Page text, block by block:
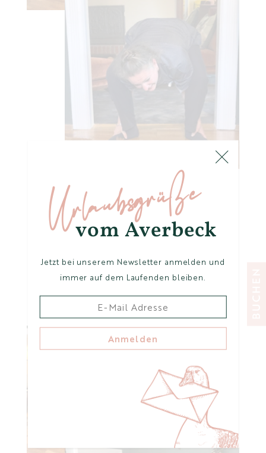
Urlaubsgrüße
vom Averbeck
Jetzt bei unserem Newsletter anmelden und
immer auf dem Laufenden bleiben.
Anmelden